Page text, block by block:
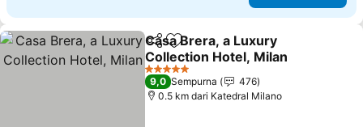
BagikanTambahkan ke favorit
Casa Brera, a Luxury
Collection Hotel, Milan
Lihat harga
5 Bintang
9,0 Sempurna
476
0.5 km dari Katedral Milano